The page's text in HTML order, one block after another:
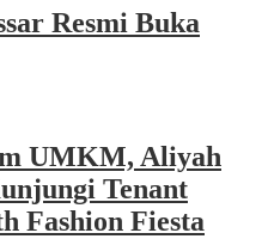
Resmi Buka
UMKM, Aliyah
Tenant
Fashion Fiesta